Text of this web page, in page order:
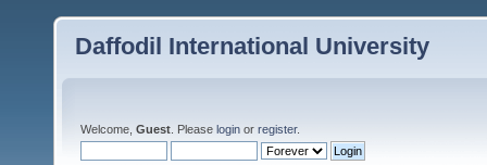
Daffodil International University
Welcome, Guest . Please login or register.